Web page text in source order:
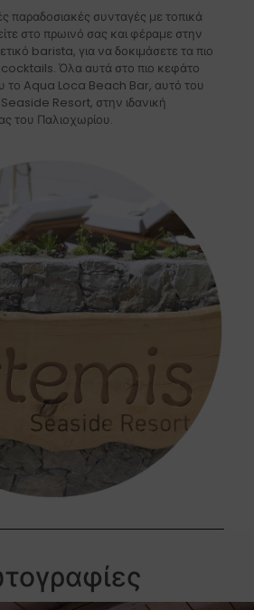
παραδοσιακές συνταγές με τοπικά
στο πρωινό σας και φέραμε στην
barista, για να δοκιμάσετε τα πιο
cocktails. Όλα αυτά στο πιο κεφάτο
Aqua Loca Beach Bar, αυτό του
Resort, στην ιδανική
του Παλιοχωρίου.